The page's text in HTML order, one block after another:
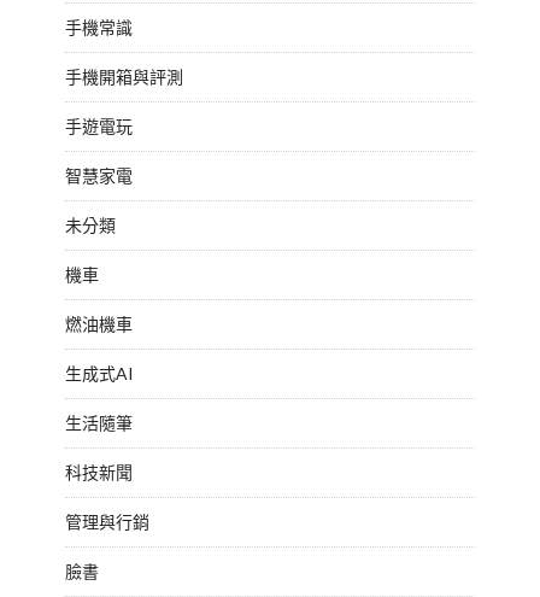
手機常識
手機開箱與評測
手遊電玩
智慧家電
未分類
機車
燃油機車
生成式AI
生活隨筆
科技新聞
管理與行銷
臉書